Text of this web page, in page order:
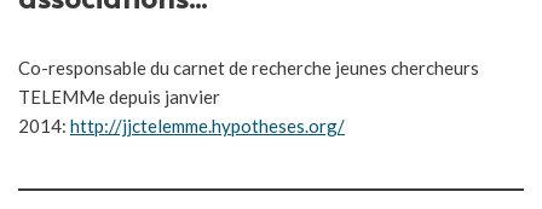
Co-responsable du carnet de recherche jeunes chercheurs
TELEMMe depuis janvier
2014: http://jjctelemme.hypotheses.org/